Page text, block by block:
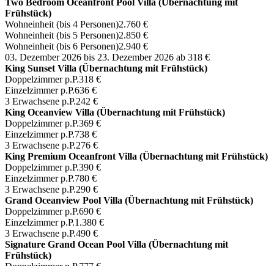
Two Bedroom Oceanfront Pool Villa (Übernachtung mit
Frühstück)
Wohneinheit (bis 4 Personen)2.760 €
Wohneinheit (bis 5 Personen)2.850 €
Wohneinheit (bis 6 Personen)2.940 €
03. Dezember 2026 bis 23. Dezember 2026 ab 318 €
King Sunset Villa (Übernachtung mit Frühstück)
Doppelzimmer p.P.318 €
Einzelzimmer p.P.636 €
3 Erwachsene p.P.242 €
King Oceanview Villa (Übernachtung mit Frühstück)
Doppelzimmer p.P.369 €
Einzelzimmer p.P.738 €
3 Erwachsene p.P.276 €
King Premium Oceanfront Villa (Übernachtung mit Frühstück)
Doppelzimmer p.P.390 €
Einzelzimmer p.P.780 €
3 Erwachsene p.P.290 €
Grand Oceanview Pool Villa (Übernachtung mit Frühstück)
Doppelzimmer p.P.690 €
Einzelzimmer p.P.1.380 €
3 Erwachsene p.P.490 €
Signature Grand Ocean Pool Villa (Übernachtung mit
Frühstück)